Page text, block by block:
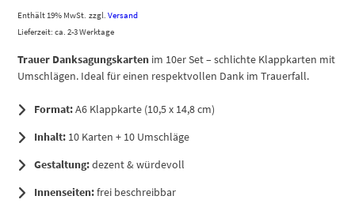
Enthält 19% MwSt. zzgl.Versand
Lieferzeit: ca. 2-3 Werktage
Trauer Danksagungskarten im 10er Set – schlichte Klappkarten mit
Umschlägen. Ideal für einen respektvollen Dank im Trauerfall.
Format:A6 Klappkarte (10,5 x 14,8 cm)
Inhalt: 10 Karten + 10 Umschläge
Gestaltung:dezent & würdevoll
Innenseiten:frei beschreibbar